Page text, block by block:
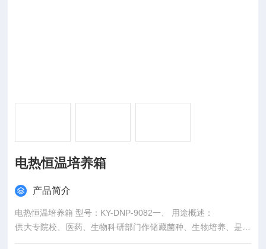
电热恒温培养箱
产品简介
电热恒温培养箱 型号：KY-DNP-9082一、 用途概述：
供大专院校、医药、生物科研部门作储藏菌种、生物培养、是科
研实验室必需设备。